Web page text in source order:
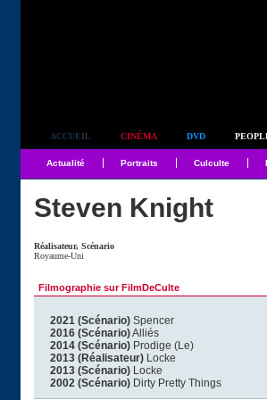
ACCUEIL CINÉMA DVD
Actualité Portraits Culculte
Steven Knight
Réalisateur, Scénario
Royaume-Uni
Filmographie sur FilmDeCulte
2021 (Scénario) Spencer
2016 (Scénario)Alliés
2014 (Scénario) Prodige (Le)
2013 (Réalisateur) Locke
2013 (Scénario) Locke
2002 (Scénario) Dirty Pretty Things